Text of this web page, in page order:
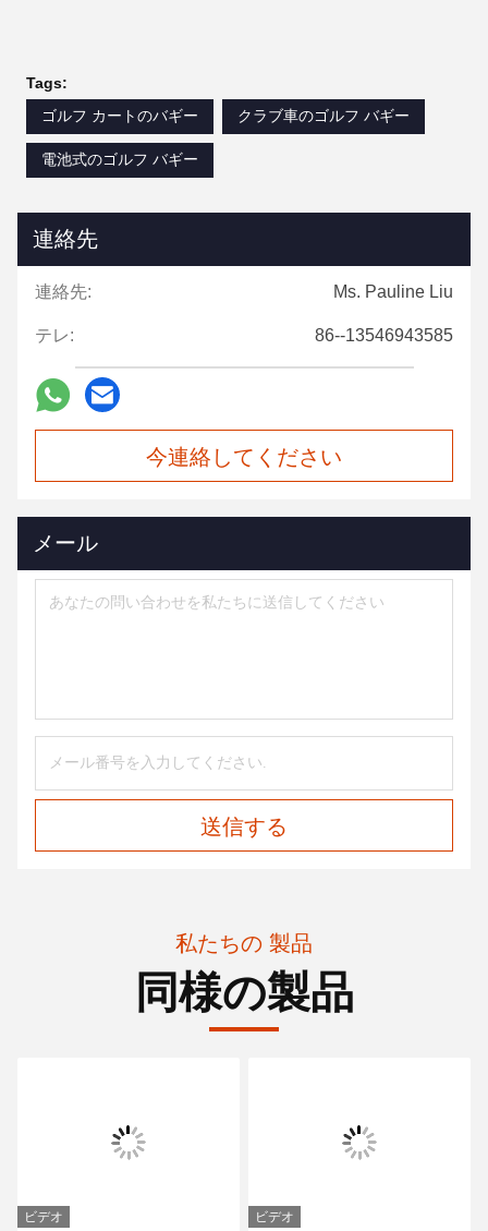
Tags:
ゴルフ カートのバギー
クラブ車のゴルフ バギー
電池式のゴルフ バギー
連絡先
連絡先: Ms. Pauline Liu
テレ: 86--13546943585
今連絡してください
メール
送信する
私たちの 製品
同様の製品
ビデオ ビデオ